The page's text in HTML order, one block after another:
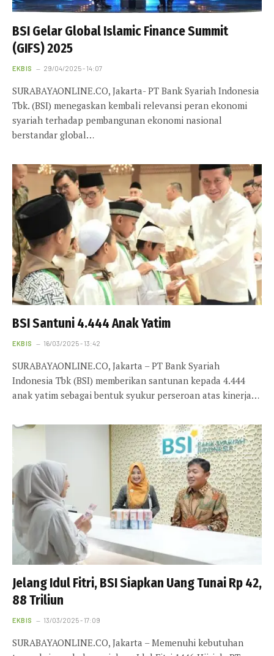
BSI Gelar Global Islamic Finance Summit
(GIFS) 2025
EKBIS 29/04/2025 - 14:07
SURABAYAONLINE.CO, Jakarta- PT Bank Syariah Indonesia
Tbk. (BSI) menegaskan kembali relevansi peran ekonomi
syariah terhadap pembangunan ekonomi nasional
berstandar global…
BSI Santuni 4.444 Anak Yatim
EKBIS 16/03/2025 - 13:42
SURABAYAONLINE.CO, Jakarta – PT Bank Syariah
Indonesia Tbk (BSI) memberikan santunan kepada 4.444
anak yatim sebagai bentuk syukur perseroan atas kinerja…
Jelang Idul Fitri, BSI Siapkan Uang Tunai Rp 42,
88 Triliun
EKBIS 13/03/2025 - 17:09
SURABAYAONLINE.CO, Jakarta – Memenuhi kebutuhan